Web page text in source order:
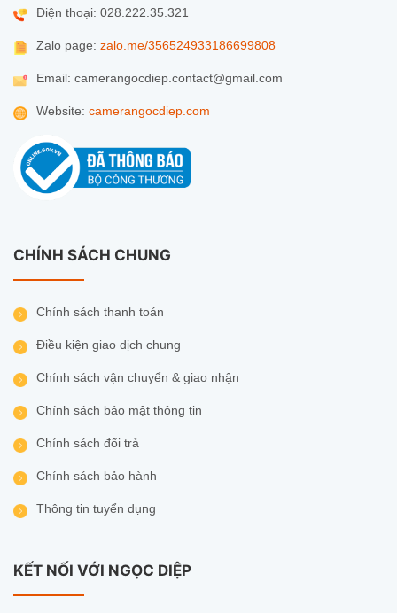
Điện thoại: 028.222.35.321
Zalo page: zalo.me/356524933186699808
Email: camerangocdiep.contact@gmail.com
Website: camerangocdiep.com
CHÍNH SÁCH CHUNG
Chính sách thanh toán
Điều kiện giao dịch chung
Chính sách vận chuyển & giao nhận
Chính sách bảo mật thông tin
Chính sách đổi trả
Chính sách bảo hành
Thông tin tuyển dụng
KẾT NỐI VỚI NGỌC DIỆP